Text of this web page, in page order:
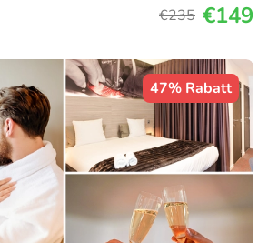
€235 €149
47% Rabatt